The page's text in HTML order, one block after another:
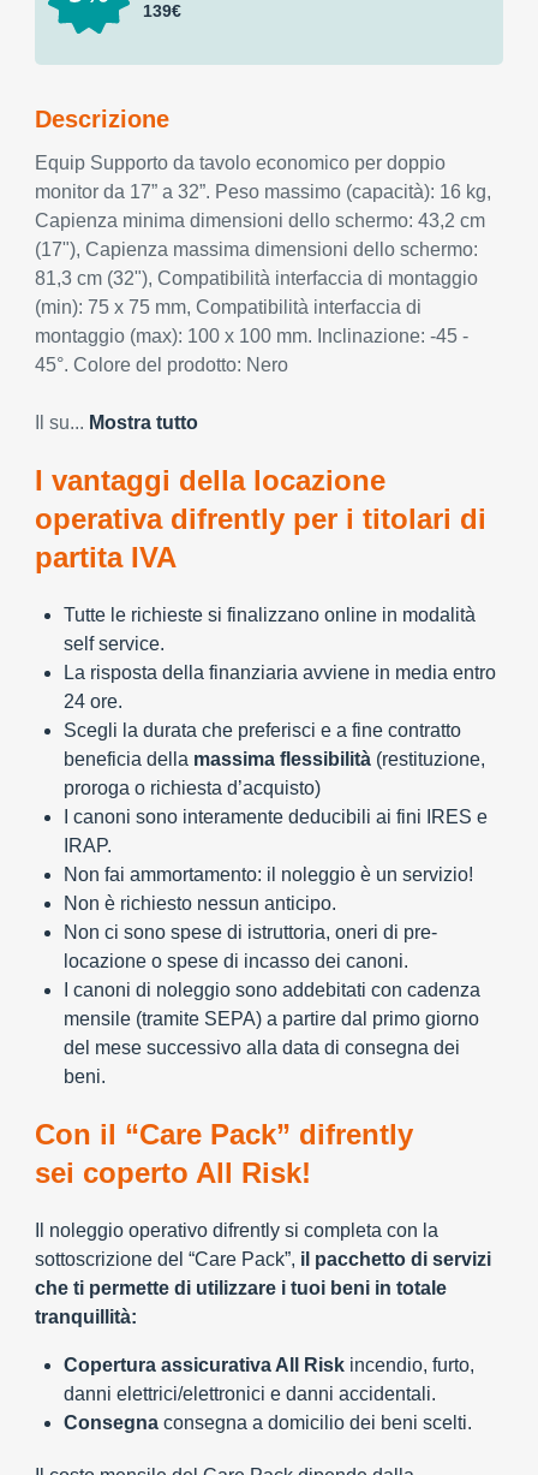
139€
Descrizione
Equip Supporto da tavolo economico per doppio
monitor da 17” a 32”. Peso massimo (capacità): 16 kg,
Capienza minima dimensioni dello schermo: 43,2 cm
(17"), Capienza massima dimensioni dello schermo:
81,3 cm (32"), Compatibilità interfaccia di montaggio
(min): 75 x 75 mm, Compatibilità interfaccia di
montaggio (max): 100 x 100 mm. Inclinazione: -45 -
45°. Colore del prodotto: Nero
Il su... Mostra tutto
I vantaggi della locazione
operativa difrently per i titolari di
partita IVA
Tutte le richieste si finalizzano online in modalità
self service.
La risposta della finanziaria avviene in media entro
24 ore.
Scegli la durata che preferisci e a fine contratto
beneficia della massima flessibilità (restituzione,
proroga o richiesta d’acquisto)
I canoni sono interamente deducibili ai fini IRES e
IRAP.
Non fai ammortamento: il noleggio è un servizio!
Non è richiesto nessun anticipo.
Non ci sono spese di istruttoria, oneri di pre-
locazione o spese di incasso dei canoni.
I canoni di noleggio sono addebitati con cadenza
mensile (tramite SEPA) a partire dal primo giorno
del mese successivo alla data di consegna dei
beni.
Con il “Care Pack” difrently
sei coperto All Risk!
Il noleggio operativo difrently si completa con la
sottoscrizione del “Care Pack”, il pacchetto di servizi
che ti permette di utilizzare i tuoi beni in totale
tranquillità:
Copertura assicurativa All Risk incendio, furto,
danni elettrici/elettronici e danni accidentali.
Consegna consegna a domicilio dei beni scelti.